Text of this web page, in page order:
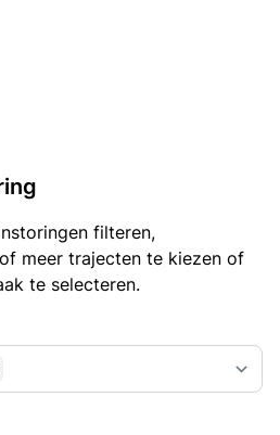
filteren,
meer trajecten te kiezen of
te selecteren.